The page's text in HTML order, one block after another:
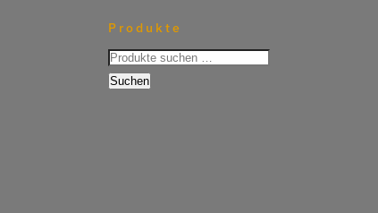
Produkte
Suchen
nach:
Suchen